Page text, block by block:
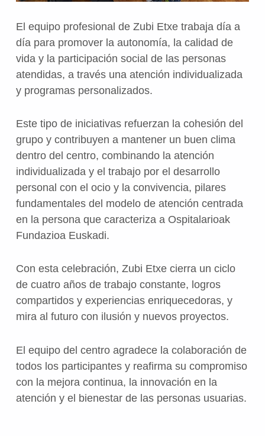
El equipo profesional de Zubi Etxe trabaja día a
día para promover la autonomía, la calidad de
vida y la participación social de las personas
atendidas, a través una atención individualizada
y programas personalizados.
Este tipo de iniciativas refuerzan la cohesión del
grupo y contribuyen a mantener un buen clima
dentro del centro, combinando la atención
individualizada y el trabajo por el desarrollo
personal con el ocio y la convivencia, pilares
fundamentales del modelo de atención centrada
en la persona que caracteriza a Ospitalarioak
Fundazioa Euskadi.
Con esta celebración, Zubi Etxe cierra un ciclo
de cuatro años de trabajo constante, logros
compartidos y experiencias enriquecedoras, y
mira al futuro con ilusión y nuevos proyectos.
El equipo del centro agradece la colaboración de
todos los participantes y reafirma su compromiso
con la mejora continua, la innovación en la
atención y el bienestar de las personas usuarias.